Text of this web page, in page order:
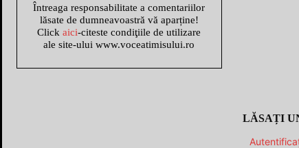
Întreaga responsabilitate a comentariilor
lăsate de dumneavoastră vă aparține!
Clickaici-citeste condiţiile de utilizare
ale site-ului www.voceatimisului.ro
LĂSAȚI